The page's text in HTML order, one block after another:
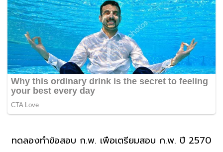
ทดลองทำข้อสอบ ก.พ. เพื่อเตรียมสอบ ก.พ. ปี 2570